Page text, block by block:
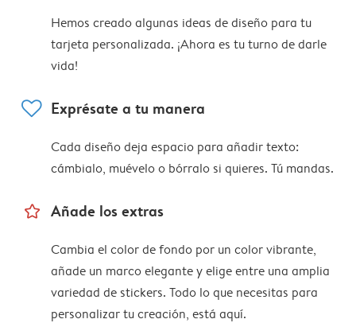
Hemos creado algunas ideas de diseño para tu
tarjeta personalizada. ¡Ahora es tu turno de darle
vida!
heart Exprésate a tu manera
Cada diseño deja espacio para añadir texto:
cámbialo, muévelo o bórralo si quieres. Tú mandas.
star_outline Añade los extras
Cambia el color de fondo por un color vibrante,
añade un marco elegante y elige entre una amplia
variedad de stickers. Todo lo que necesitas para
personalizar tu creación, está aquí.